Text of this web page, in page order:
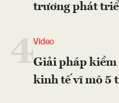
trương phát
4Video
Giải pháp kiềm
kinh tế vĩ mô 5